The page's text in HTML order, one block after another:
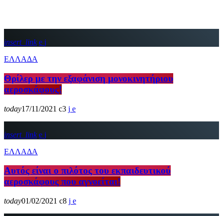
insert_link
ΕΛΛΑΔΑ
Θρίλερ με την εξαφάνιση μονοκινητήριου
αεροσκάφους!
today17/11/2021 3
insert_link
ΕΛΛΑΔΑ
Αυτός είναι ο πιλότος του εκπαιδευτικού
αεροσκάφους που αγνοείται!
today01/02/2021 8